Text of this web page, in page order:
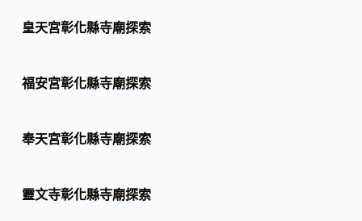
皇天宮彰化縣寺廟探索
福安宮彰化縣寺廟探索
奉天宮彰化縣寺廟探索
靈文寺彰化縣寺廟探索